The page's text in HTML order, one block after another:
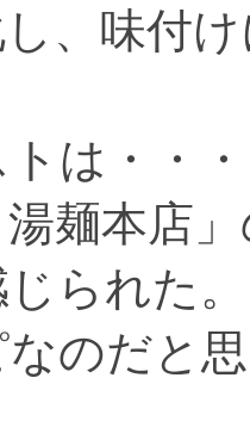
、味付
は・・
麺本店
じられた
のだと